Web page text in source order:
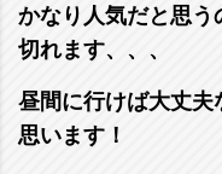
かなり人気だと思う
切れます、、、
昼間に行けば大丈夫
思います！